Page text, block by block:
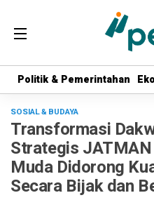
Politik & Pemerintahan
Politik & Pemerintahan
SOSIAL & BUDAYA
Transformasi
Strategis
Muda Didorong
Secara Bijak dan